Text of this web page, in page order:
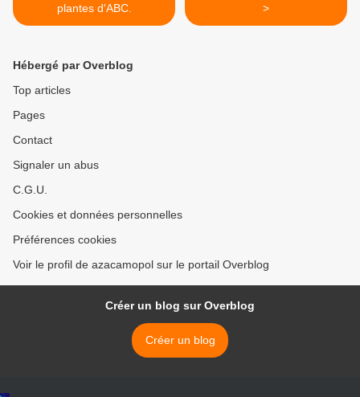
plantes d'ABC.
>
Hébergé par Overblog
Top articles
Pages
Contact
Signaler un abus
C.G.U.
Cookies et données personnelles
Préférences cookies
Voir le profil de azacamopol sur le portail Overblog
Créer un blog sur Overblog
Créer un blog